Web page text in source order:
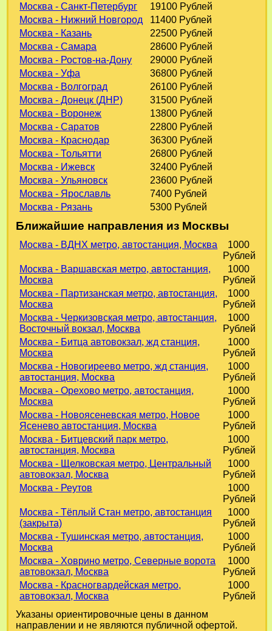
Москва - Санкт-Петербург
19100 Рублей
Москва - Нижний Новгород
11400 Рублей
Москва - Казань
22500 Рублей
Москва - Самара
28600 Рублей
Москва - Ростов-на-Дону
29000 Рублей
Москва - Уфа
36800 Рублей
Москва - Волгоград
26100 Рублей
Москва - Донецк (ДНР)
31500 Рублей
Москва - Воронеж
13800 Рублей
Москва - Саратов
22800 Рублей
Москва - Краснодар
36300 Рублей
Москва - Тольятти
26800 Рублей
Москва - Ижевск
32400 Рублей
Москва - Ульяновск
23600 Рублей
Москва - Ярославль
7400 Рублей
Москва - Рязань
5300 Рублей
Ближайшие направления из Москвы
Москва - ВДНХ метро, автостанция, Москва
1000
Рублей
Москва - Варшавская метро, автостанция,
Москва
1000
Рублей
Москва - Партизанская метро, автостанция,
Москва
1000
Рублей
Москва - Черкизовская метро, автостанция,
Восточный вокзал, Москва
1000
Рублей
Москва - Битца автовокзал, жд станция,
Москва
1000
Рублей
Москва - Новогиреево метро, жд станция,
автостанция, Москва
1000
Рублей
Москва - Орехово метро, автостанция,
Москва
1000
Рублей
Москва - Новоясеневская метро, Новое
Ясенево автостанция, Москва
1000
Рублей
Москва - Битцевский парк метро,
автостанция, Москва
1000
Рублей
Москва - Щелковская метро, Центральный
автовокзал, Москва
1000
Рублей
Москва - Реутов
1000
Рублей
Москва - Тёплый Стан метро, автостанция
(закрыта)
1000
Рублей
Москва - Тушинская метро, автостанция,
Москва
1000
Рублей
Москва - Ховрино метро, Северные ворота
автовокзал, Москва
1000
Рублей
Москва - Красногвардейская метро,
автовокзал, Москва
1000
Рублей
Указаны ориентировочные цены в данном
направлении и не являются публичной офертой.